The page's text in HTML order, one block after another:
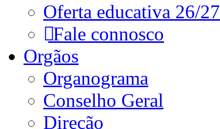
Oferta educativa 26/27
Fale connosco
Orgãos
Organograma
Conselho Geral
Direção